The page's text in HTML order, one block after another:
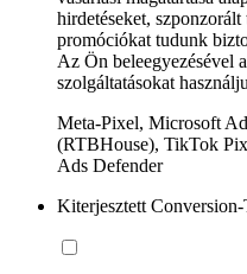
hirdetéseket,
promóciókat tudunk
Az Ön beleegyezésével
szolgáltatásokat
Meta-Pixel, Microsoft
(RTBHouse), TikTok
Ads Defender
Kiterjesztett